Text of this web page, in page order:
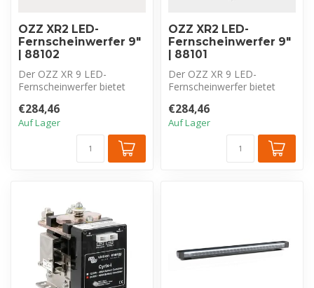
OZZ XR2 LED-
Fernscheinwerfer 9″
| 88102
Der OZZ XR 9 LED-
Fernscheinwerfer bietet
und Duo-Color T...
€284,46
Auf Lager
OZZ XR2 LED-
Fernscheinwerfer 9″
| 88101
Der OZZ XR 9 LED-
Fernscheinwerfer bietet
und Duo-Color T...
€284,46
Auf Lager